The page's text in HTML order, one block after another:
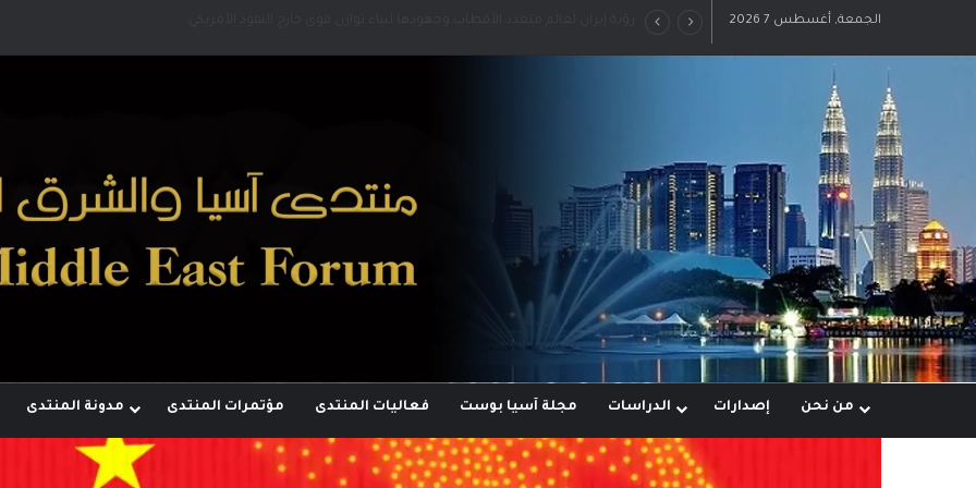
الجمعة, أغسطس 7 2026
من نحن إصدارات الدراسات مجلة آسيا بوست فعاليات المنتدى مؤتمرات المنتدى مدونة المنتدى